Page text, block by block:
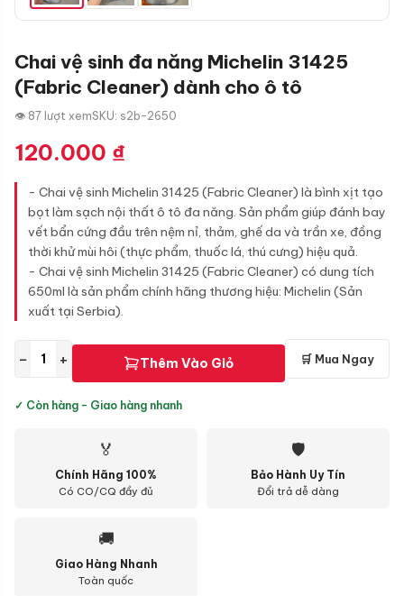
Chai vệ sinh đa năng Michelin 31425
(Fabric Cleaner) dành cho ô tô
👁 87 lượt xemSKU: s2b-2650
120.000 ₫
- Chai vệ sinh Michelin 31425 (Fabric Cleaner) là bình xịt tạo
bọt làm sạch nội thất ô tô đa năng. Sản phẩm giúp đánh bay
vết bẩn cứng đầu trên nệm nỉ, thảm, ghế da và trần xe, đồng
thời khử mùi hôi (thực phẩm, thuốc lá, thú cưng) hiệu quả.
- Chai vệ sinh Michelin 31425 (Fabric Cleaner) có dung tích
650ml là sản phẩm chính hãng thương hiệu: Michelin (Sản
xuất tại Serbia).
− + Thêm Vào Giỏ 🛒 Mua Ngay
✓ Còn hàng - Giao hàng nhanh
🏅
Chính Hãng 100%
Có CO/CQ đầy đủ
🛡
Bảo Hành Uy Tín
Đổi trả dễ dàng
🚚
Giao Hàng Nhanh
Toàn quốc